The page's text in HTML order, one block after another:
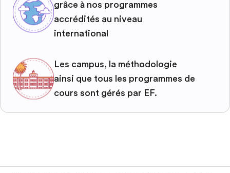
grâce à nos programmes
accrédités au niveau
international
Les campus, la méthodologie
ainsi que tous les programmes de
cours sont gérés par EF.